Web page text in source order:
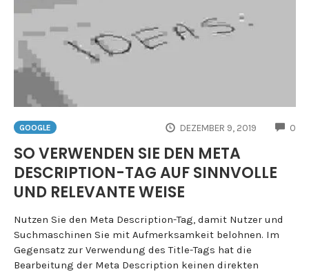
GOOGLE DEZEMBER 9, 2019 0
SO VERWENDEN SIE DEN META
DESCRIPTION-TAG AUF SINNVOLLE
UND RELEVANTE WEISE
Nutzen Sie den Meta Description-Tag, damit Nutzer und
Suchmaschinen Sie mit Aufmerksamkeit belohnen. Im
Gegensatz zur Verwendung des Title-Tags hat die
Bearbeitung der Meta Description keinen direkten